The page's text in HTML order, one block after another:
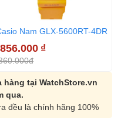
Nam GLX-5600RT-4DR
₫
hàng tại WatchStore.vn
qua.
đều là chính hãng 100%